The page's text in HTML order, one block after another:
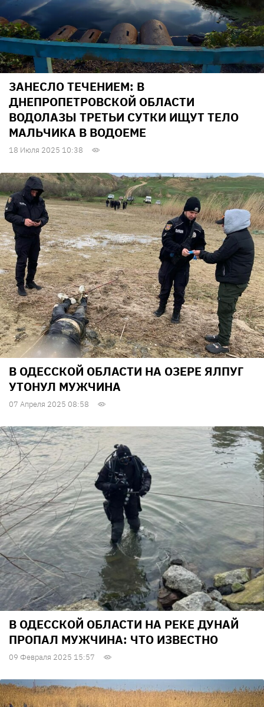
ЗАНЕСЛО ТЕЧЕНИЕМ: В
ДНЕПРОПЕТРОВСКОЙ ОБЛАСТИ
ВОДОЛАЗЫ ТРЕТЬИ СУТКИ ИЩУТ ТЕЛО
МАЛЬЧИКА В ВОДОЕМЕ
18 Июля 2025 10:38
В ОДЕССКОЙ ОБЛАСТИ НА ОЗЕРЕ ЯЛПУГ
УТОНУЛ МУЖЧИНА
07 Апреля 2025 08:58
В ОДЕССКОЙ ОБЛАСТИ НА РЕКЕ ДУНАЙ
ПРОПАЛ МУЖЧИНА: ЧТО ИЗВЕСТНО
09 Февраля 2025 15:57